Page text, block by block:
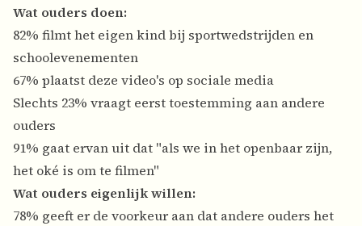
Wat ouders doen:
82% filmt het eigen kind bij sportwedstrijden en
schoolevenementen
67% plaatst deze video's op sociale media
Slechts 23% vraagt eerst toestemming aan andere
ouders
91% gaat ervan uit dat "als we in het openbaar zijn,
het oké is om te filmen"
Wat ouders eigenlijk willen:
78% geeft er de voorkeur aan dat andere ouders het